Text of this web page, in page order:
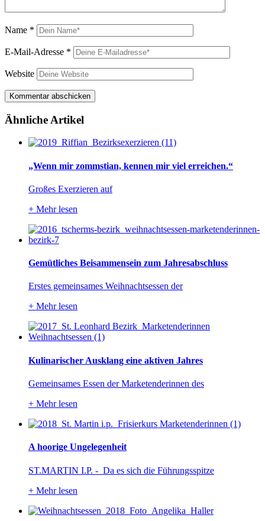
Name *
E-Mail-Adresse *
Website
Ähnliche Artikel
„Wenn mir zommstian, kennen mir viel erreichen.“
Großes Exerzieren auf
+ Mehr lesen
Gemütliches Beisammensein zum Jahresabschluss
Erstes gemeinsames Weihnachtsessen der
+ Mehr lesen
Kulinarischer Ausklang eine aktiven Jahres
Gemeinsames Essen der Marketenderinnen des
+ Mehr lesen
A hoorige Ungelegenheit
ST.MARTIN I.P. - Da es sich die Führungsspitze
+ Mehr lesen